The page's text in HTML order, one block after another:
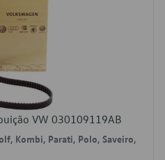
VW 030109119AB
Kombi, Parati, Polo, Saveiro,